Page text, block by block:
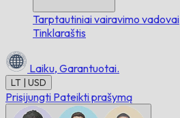
Tarptautiniai vairavimo vadovai
Tinklaraštis
Laiku, Garantuotai.
LT | USD
Prisijungti Pateikti prašymą